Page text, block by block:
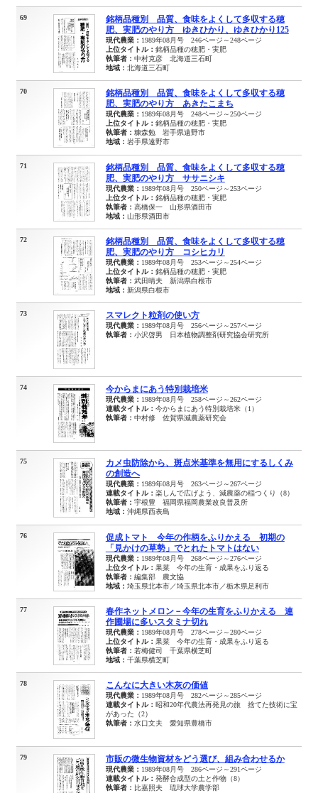
69
銘柄品種別 品質、食味をよくして多収する穂
肥、実肥のやり方 ゆきひかり、ゆきひかり125
現代農業： 1989年08月号 246ページ～248ページ
上位タイトル： 銘柄品種の穂肥・実肥
執筆者： 中村克彦 北海道三石町
地域： 北海道三石町
70
銘柄品種別 品質、食味をよくして多収する穂
肥、実肥のやり方 あきたこまち
現代農業： 1989年08月号 248ページ～250ページ
上位タイトル： 銘柄品種の穂肥・実肥
執筆者： 糠森勉 岩手県遠野市
地域： 岩手県遠野市
71
銘柄品種別 品質、食味をよくして多収する穂
肥、実肥のやり方 ササニシキ
現代農業： 1989年08月号 250ページ～253ページ
上位タイトル： 銘柄品種の穂肥・実肥
執筆者： 高橋保一 山形県酒田市
地域： 山形県酒田市
72
銘柄品種別 品質、食味をよくして多収する穂
肥、実肥のやり方 コシヒカリ
現代農業： 1989年08月号 253ページ～254ページ
上位タイトル： 銘柄品種の穂肥・実肥
執筆者： 武田晴夫 新潟県白根市
地域： 新潟県白根市
73 スマレクト粒剤の使い方
現代農業： 1989年08月号 256ページ～257ページ
執筆者： 小沢啓男 日本植物調整剤研究協会研究所
74 今からまにあう特別栽培米
現代農業： 1989年08月号 258ページ～262ページ
連載タイトル： 今からまにあう特別栽培米（1）
執筆者： 中村修 佐賀県減農薬研究会
75
カメ虫防除から、斑点米基準を無用にするしくみ
の創造へ
現代農業： 1989年08月号 263ページ～267ページ
連載タイトル： 楽しんで広げよう、減農薬の稲つくり（8）
執筆者： 宇根豊 福岡県福岡農業改良普及所
地域： 沖縄県西表島
76
促成トマト 今年の作柄をふりかえる 初期の
「見かけの草勢」でとれたトマトはない
現代農業： 1989年08月号 268ページ～276ページ
上位タイトル： 果菜 今年の生育・成果をふり返る
執筆者： 編集部 農文協
地域： 埼玉県北本市／埼玉県北本市／栃木県足利市
77
春作ネットメロン－今年の生育をふりかえる 連
作圃場に多いスタミナ切れ
現代農業： 1989年08月号 278ページ～280ページ
上位タイトル： 果菜 今年の生育・成果をふり返る
執筆者： 若梅健司 千葉県横芝町
地域： 千葉県横芝町
78 こんなに大きい木灰の価値
現代農業： 1989年08月号 282ページ～285ページ
連載タイトル： 昭和20年代農法再発見の旅 捨てた技術に宝
があった（2）
執筆者： 水口文夫 愛知県豊橋市
79 市販の微生物資材をどう選び、組み合わせるか
現代農業： 1989年08月号 286ページ～291ページ
連載タイトル： 発酵合成型の土と作物（8）
執筆者： 比嘉照夫 琉球大学農学部